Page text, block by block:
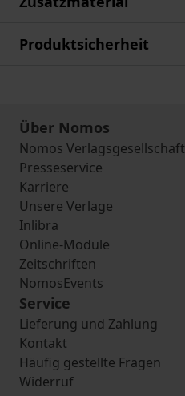
Produktsicherheit
Über Nomos
Nomos Verlagsgesellschaft
Presseservice
Karriere
Unsere Verlage
Inlibra
Online-Module
Zeitschriften
NomosEvents
Service
Lieferung und Zahlung
Kontakt
Häufig gestellte Fragen
Widerruf